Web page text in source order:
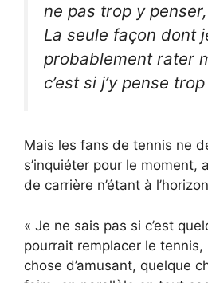
ne pas trop y
La seule façon dont
probablement rater
c’est si j’y pense
Mais les fans de tennis ne
s’inquiéter pour le moment,
de carrière n’étant à
« Je ne sais pas si c’est
pourrait remplacer le tennis,
chose d’amusant, quelque